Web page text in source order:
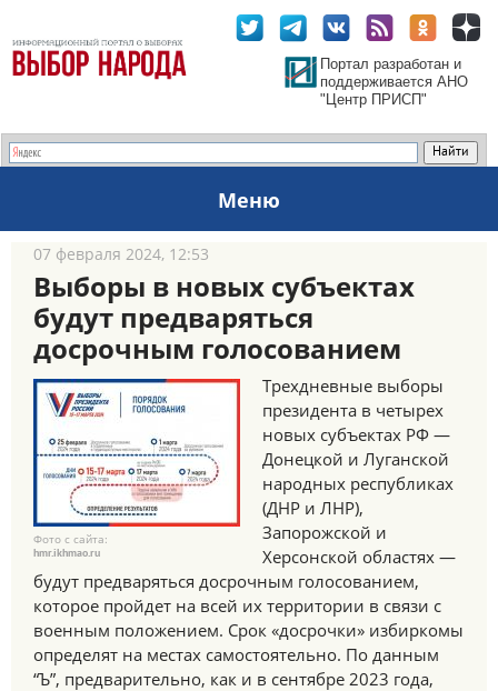
Портал разработан и
поддерживается АНО
"Центр ПРИСП"
Меню
07 февраля 2024, 12:53
Выборы в новых субъектах
будут предваряться
досрочным голосованием
Фото с сайта:
hmr.ikhmao.ru
Трехдневные выборы
президента в четырех
новых субъектах РФ —
Донецкой и Луганской
народных республиках
(ДНР и ЛНР),
Запорожской и
Херсонской областях —
будут предваряться досрочным голосованием,
которое пройдет на всей их территории в связи с
военным положением. Срок «досрочки» избиркомы
определят на местах самостоятельно. По данным
“Ъ”, предварительно, как и в сентябре 2023 года,